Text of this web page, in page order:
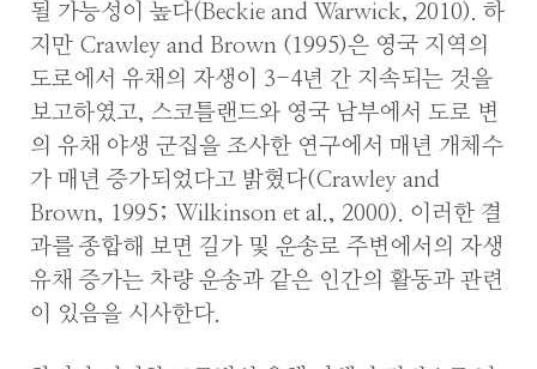
될 가능성이 높다(Beckie and Warwick, 2010). 하
지만 Crawley and Brown (1995)은 영국 지역의
도로에서 유채의 자생이 3-4년 간 지속되는 것을
보고하였고, 스코틀랜드와 영국 남부에서 도로 변
의 유채 야생 군집을 조사한 연구에서 매년 개체수
가 매년 증가되었다고 밝혔다(Crawley and
Brown, 1995; Wilkinson et al., 2000). 이러한 결
과를 종합해 보면 길가 및 운송로 주변에서의 자생
유채 증가는 차량 운송과 같은 인간의 활동과 관련
이 있음을 시사한다.